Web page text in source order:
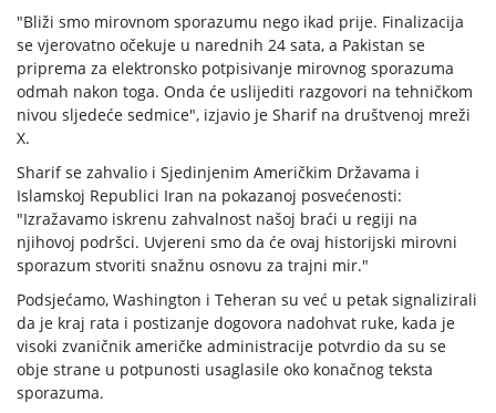
"Bliži smo mirovnom sporazumu nego ikad prije. Finalizacija
se vjerovatno očekuje u narednih 24 sata, a Pakistan se
priprema za elektronsko potpisivanje mirovnog sporazuma
odmah nakon toga. Onda će uslijediti razgovori na tehničkom
nivou sljedeće sedmice", izjavio je Sharif na društvenoj mreži
X.
Sharif se zahvalio i Sjedinjenim Američkim Državama i
Islamskoj Republici Iran na pokazanoj posvećenosti:
"Izražavamo iskrenu zahvalnost našoj braći u regiji na
njihovoj podršci. Uvjereni smo da će ovaj historijski mirovni
sporazum stvoriti snažnu osnovu za trajni mir."
Podsjećamo, Washington i Teheran su već u petak signalizirali
da je kraj rata i postizanje dogovora nadohvat ruke, kada je
visoki zvaničnik američke administracije potvrdio da su se
obje strane u potpunosti usaglasile oko konačnog teksta
sporazuma.